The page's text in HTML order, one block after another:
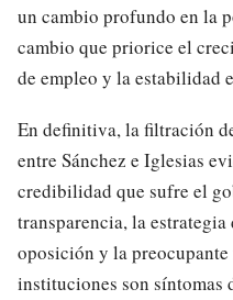
un cambio profundo en la
cambio que priorice el
de empleo y la estabilidad
En definitiva, la filtración
entre Sánchez e Iglesias
credibilidad que sufre el
transparencia, la
oposición y la preocupante
instituciones son